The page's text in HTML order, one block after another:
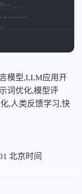
模型,LLM应用开
词优化,模型评
,人类反馈学习,快
北京时间
北京时间